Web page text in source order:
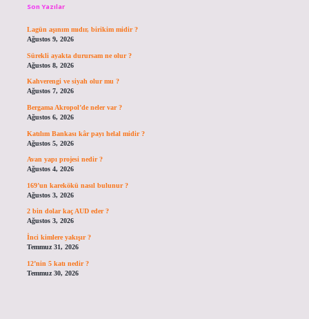
Son Yazılar
Lagün aşınım mıdır, birikim midir ?
Ağustos 9, 2026
Sürekli ayakta durursam ne olur ?
Ağustos 8, 2026
Kahverengi ve siyah olur mu ?
Ağustos 7, 2026
Bergama Akropol’de neler var ?
Ağustos 6, 2026
Katılım Bankası kâr payı helal midir ?
Ağustos 5, 2026
Avan yapı projesi nedir ?
Ağustos 4, 2026
169’un karekökü nasıl bulunur ?
Ağustos 3, 2026
2 bin dolar kaç AUD eder ?
Ağustos 3, 2026
İnci kimlere yakışır ?
Temmuz 31, 2026
12’nin 5 katı nedir ?
Temmuz 30, 2026